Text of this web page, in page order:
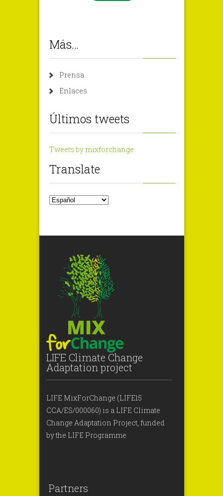
Más…
Prensa
Enlaces
Últimos tweets
Tweets by mixforchange
Translate
LIFE Climate Change
Adaptation project
LIFE MixForChange (LIFE15
CCA/ES/000060) is a LIFE Climate
Change Adaptation Project, funded
by the LIFE Programme
Partners